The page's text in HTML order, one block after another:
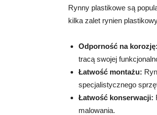
Rynny plastikowe są
kilka zalet rynien
Odporność na korozję:
tracą swojej
Łatwość montażu:
specjalistycznego
Łatwość konserwacji:
malowania.